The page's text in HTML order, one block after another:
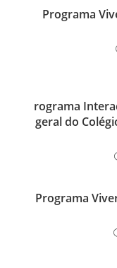
Programa
rograma
geral do
Programa